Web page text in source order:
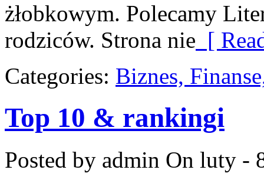
żłobkowym. Polecamy
rodziców. Strona nie [
Categories: Biznes,
Top 10 & rankingi
Posted by admin On luty -